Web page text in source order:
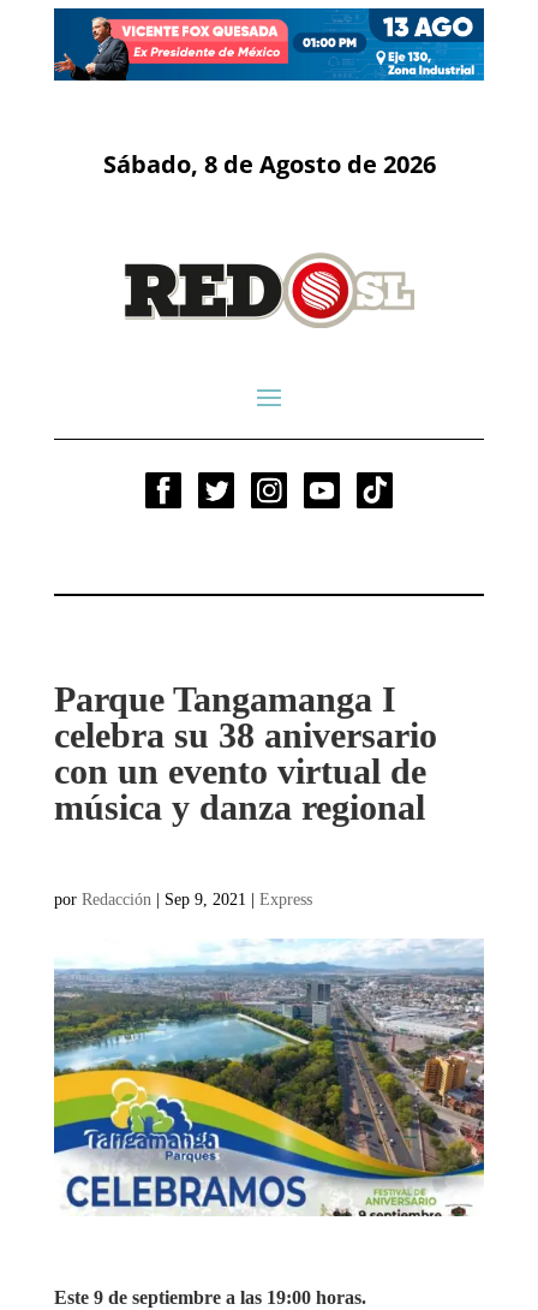
Sábado, 8 de Agosto de 2026
Parque Tangamanga I
celebra su 38 aniversario
con un evento virtual de
música y danza regional
por Redacción | Sep 9, 2021 | Express
Este 9 de septiembre a las 19:00 horas.